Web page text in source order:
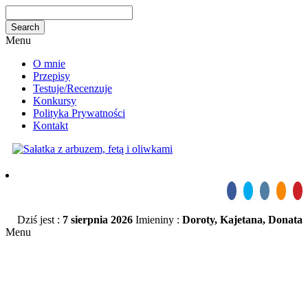
Menu
O mnie
Przepisy
Testuje/Recenzuje
Konkursy
Polityka Prywatności
Kontakt
Dziś jest : 7 sierpnia 2026 Imieniny : Doroty, Kajetana, Donata
Menu